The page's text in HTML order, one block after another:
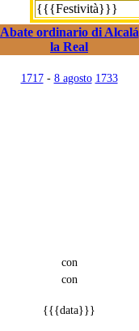
{{{Festività}}}
Abate ordinario di Alcalá
la Real
1717- 8 agosto 1733
con
con
{{{data}}}